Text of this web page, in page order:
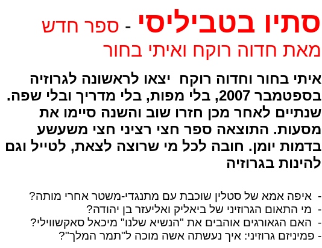
סתיו בטביליסי - ספר חדש
מאת חדוה רוקח ואיתי בחור
איתי בחור וחדוה רוקח יצאו לראשונה לגרוזיה
בספטמבר 2007, בלי מפות, בלי מדריך ובלי שפה.
שנתיים לאחר מכן חזרו שוב והשנה סיימו את
מסעות. התוצאה ספר חצי רציני חצי משעשע
בדמות יומן. חובה לכל מי שרוצה לצאת, לטייל וגם
להינות בגרוזיה
- איפה אמא של סטלין שוכבת עם מתנגדי-משטר אחרי מותה?
- מי התאום הגרוזיני של ביאליק ואליעזר בן יהודה?
- האם הגאורגים אוהבים את "הנשיא שלנו" מיכאל סאקשווילי?
- פמיניזם גרוזיני: איך נעשתה אשה מוכה ל"תמר המלך"?